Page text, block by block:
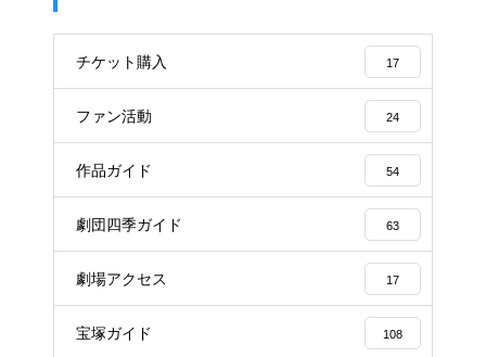
チケット購入 17
ファン活動 24
作品ガイド 54
劇団四季ガイド 63
劇場アクセス 17
宝塚ガイド 108